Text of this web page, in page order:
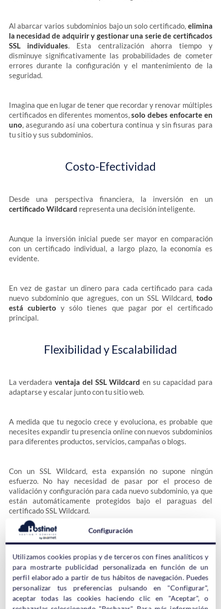
Al abarcar varios subdominios bajo un solo certificado, elimina
la necesidad de adquirir y gestionar una serie de certificados
SSL individuales . Esta centralización ahorra tiempo y
disminuye significativamente las probabilidades de cometer
errores durante la configuración y el mantenimiento de la
seguridad.
Imagina que en lugar de tener que recordar y renovar múltiples
certificados en diferentes momentos,solo debes enfocarte en
uno , asegurando así una cobertura continua y sin fisuras para
tu sitio y sus subdominios.
Costo-Efectividad
Desde una perspectiva financiera, la inversión en un
certificado Wildcard representa una decisión inteligente.
Aunque la inversión inicial puede ser mayor en comparación
con un certificado individual, a largo plazo, la economía es
evidente.
En vez de gastar un dinero para cada certificado para cada
nuevo subdominio que agregues, con un SSL Wildcard, todo
está cubierto y sólo tienes que pagar por el certificado
principal.
Flexibilidad y Escalabilidad
La verdaderaventaja del SSL Wildcard en su capacidad para
adaptarse y escalar junto con tu sitio web.
A medida que tu negocio crece y evoluciona, es probable que
necesites expandir tu presencia online con nuevos subdominios
para diferentes productos, servicios, campañas o blogs.
Con un SSL Wildcard, esta expansión no supone ningún
esfuerzo. No hay necesidad de pasar por el proceso de
validación y configuración para cada nuevo subdominio, ya que
están automáticamente protegidos bajo el paraguas del
certificado SSL Wildcard.
Esta flexibilidad es importante para el crecimiento de sitios
contenido, asegurando que la seguridad no sea un obstáculo
para la innovación y el desarrollo.
Cómo Funciona un Certificado SSL
Configuración
Utilizamos cookies propias y de terceros con fines analíticos y
para mostrarte publicidad personalizada en función de un
perfil elaborado a partir de tus hábitos de navegación. Puedes
personalizar tus preferencias pulsando en "Configurar",
aceptar todas las cookies haciendo clic en "Aceptar", o